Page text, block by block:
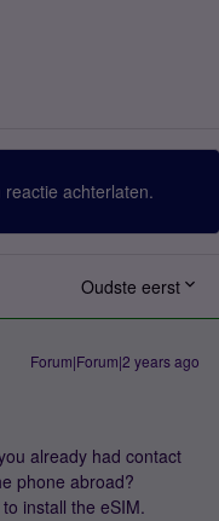
achterlaten.
Oudste eerst
Forum|Forum|2 years ago
already had contact
phone abroad?
install the eSIM.